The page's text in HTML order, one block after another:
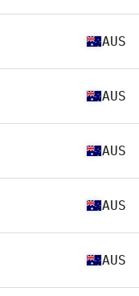
AUS
AUS
AUS
AUS
AUS